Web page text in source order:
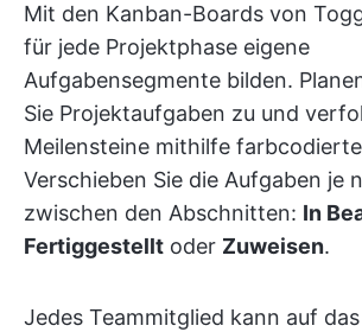
Mit den Kanban-Boards von
für jede Projektphase eigene
Aufgabensegmente bilden.
Sie Projektaufgaben zu und
Meilensteine mithilfe
Verschieben Sie die Aufgaben je
zwischen den Abschnitten: In
Fertiggestellt oder Zuweisen.
Jedes Teammitglied kann auf